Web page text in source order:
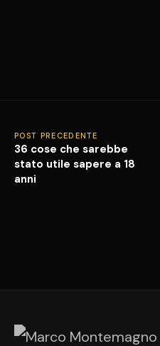
POST PRECEDENTE
36 cose che sarebbe
stato utile sapere a 18
anni